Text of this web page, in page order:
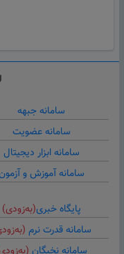
سامانه جبهه
سامانه عضویت
سامانه ابزار دیجیتال
سامانه آموزش و
پایگاه خبری(به‌زودی)
سامانه قدرت نرم